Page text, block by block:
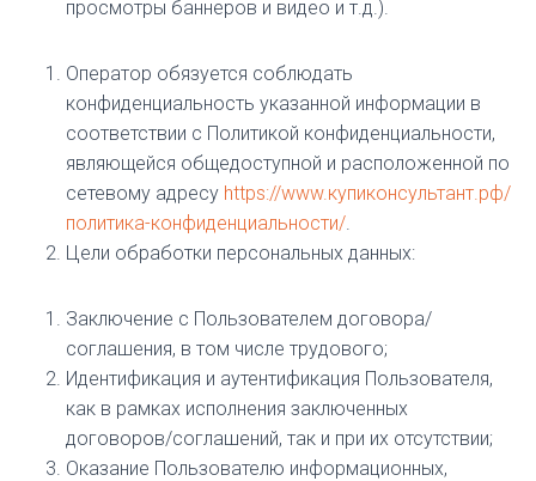
просмотры баннеров и видео и т.д.).
Оператор обязуется соблюдать
конфиденциальность указанной информации в
соответствии с Политикой конфиденциальности,
являющейся общедоступной и расположенной по
сетевому адресу https://www.купиконсультант.рф/
политика-конфиденциальности/.
Цели обработки персональных данных:
Заключение с Пользователем договора/
соглашения, в том числе трудового;
Идентификация и аутентификация Пользователя,
как в рамках исполнения заключенных
договоров/соглашений, так и при их отсутствии;
Оказание Пользователю информационных,